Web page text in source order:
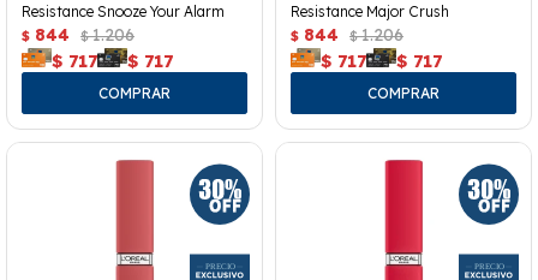
Resistance Snooze Your Alarm
$ 844 $ 1.206
$ 717 $ 717
Resistance Major Crush
$ 844 $ 1.206
$ 717 $ 717